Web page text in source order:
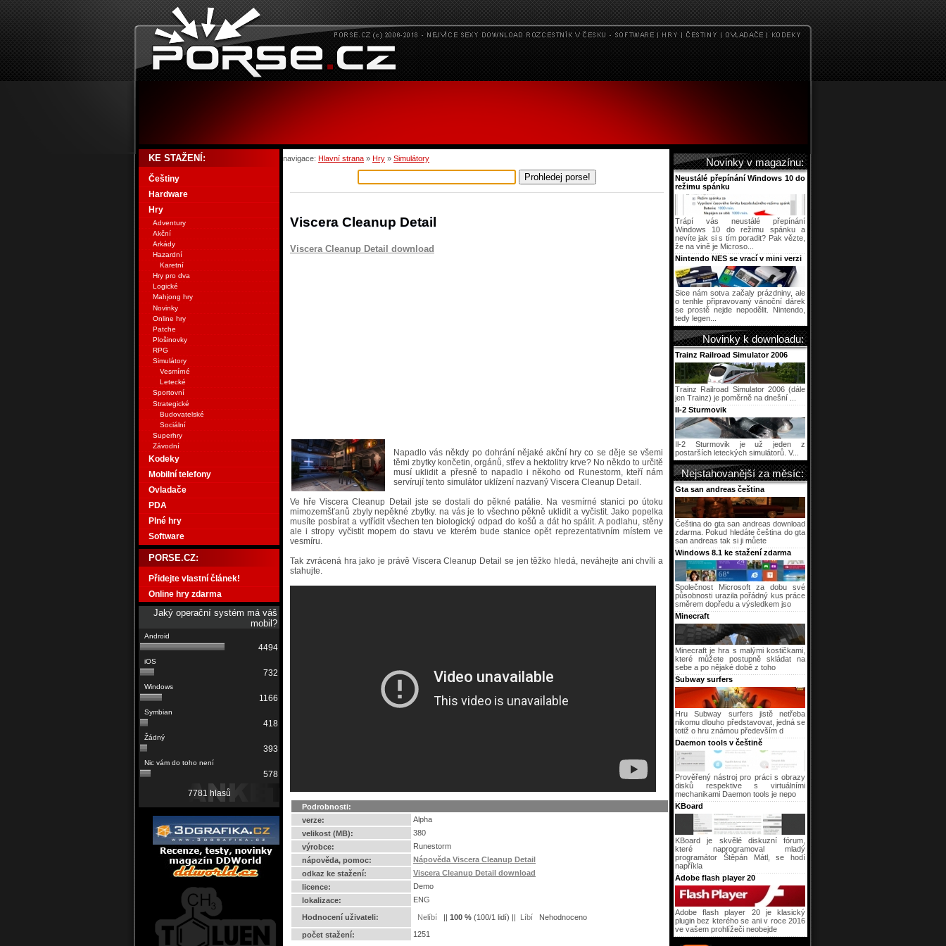
navigace: Hlavní strana » Hry » Simulátory
Viscera Cleanup Detail
Viscera Cleanup Detail download
Napadlo vás někdy po dohrání nějaké akční hry co se děje se všemi
těmi zbytky končetin, orgánů, střev a hektolitry krve? No někdo to určitě
musí uklidit a přesně to napadlo i někoho od Runestorm, kteří nám
servírují tento simulátor uklízení nazvaný Viscera Cleanup Detail.
Ve hře Viscera Cleanup Detail jste se dostali do pěkné patálie. Na vesmírné stanici po útoku
mimozemšťanů zbyly nepěkné zbytky. na vás je to všechno pěkně uklidit a vyčistit. Jako popelka
musíte posbírat a vytřídit všechen ten biologický odpad do košů a dát ho spálit. A podlahu, stěny
ale i stropy vyčistit mopem do stavu ve kterém bude stanice opět reprezentativním místem ve
vesmíru.
Tak zvrácená hra jako je právě Viscera Cleanup Detail se jen těžko hledá, neváhejte ani chvíli a
stahujte.
Podrobnosti:
verze:
Alpha
velikost (MB):
380
výrobce:
Runestorm
nápověda, pomoc:
Nápověda Viscera Cleanup Detail
odkaz ke stažení:
Viscera Cleanup Detail download
licence:
Demo
lokalizace:
ENG
Hodnocení uživateli: || 100 % (100/1 lidí) || Nehodnoceno
počet stažení: 1251
KE STAŽENÍ:
Češtiny
Hardware
Hry
Adventury
Akční
Arkády
Hazardní
Karetní
Hry pro dva
Logické
Mahjong hry
Novinky
Online hry
Patche
Plošinovky
RPG
Simulátory
Vesmírné
Letecké
Sportovní
Strategické
Budovatelské
Sociální
Superhry
Závodní
Kodeky
Mobilní telefony
Ovladače
PDA
Plné hry
Software
PORSE.CZ:
Přidejte vlastní článek!
Online hry zdarma
Jaký operační systém má váš
mobil?
4494
732
1166
418
393
578
7781 hlasů
Novinky v magazínu:
Neustálé přepínání Windows 10 do
režimu spánku
Trápí vás neustálé přepínání
Windows 10 do režimu spánku a
nevíte jak si s tím poradit? Pak vězte,
že na vině je Microso...
Nintendo NES se vrací v mini verzi
Sice nám sotva začaly prázdniny, ale
o tenhle připravovaný vánoční dárek
se prostě nejde nepodělit. Nintendo,
tedy legen...
Novinky k downloadu:
Trainz Railroad Simulator 2006
Trainz Railroad Simulator 2006 (dále
jen Trainz) je poměrně na dnešní ...
Il-2 Sturmovik
Il-2 Sturmovik je už jeden z
postarších leteckých simulátorů. V...
Nejstahovanější za měsíc:
Gta san andreas čeština
Čeština do gta san andreas download
zdarma. Pokud hledáte čeština do gta
san andreas tak si ji můete
Windows 8.1 ke stažení zdarma
Společnost Microsoft za dobu své
působnosti urazila pořádný kus práce
směrem dopředu a výsledkem jso
Minecraft
Minecraft je hra s malými kostičkami,
které můžete postupně skládat na
sebe a po nějaké době z toho
Subway surfers
Hru Subway surfers jistě netřeba
nikomu dlouho představovat, jedná se
totiž o hru známou především d
Daemon tools v češtině
Prověřený nástroj pro práci s obrazy
disků respektive s virtuálními
mechanikami Daemon tools je nepo
KBoard
KBoard je skvělé diskuzní fórum,
které naprogramoval mladý
programátor Štěpán Mátl, se hodí
napříkla
Adobe flash player 20
Adobe flash player 20 je klasický
plugin bez kterého se ani v roce 2016
ve vašem prohlížeči neobejde